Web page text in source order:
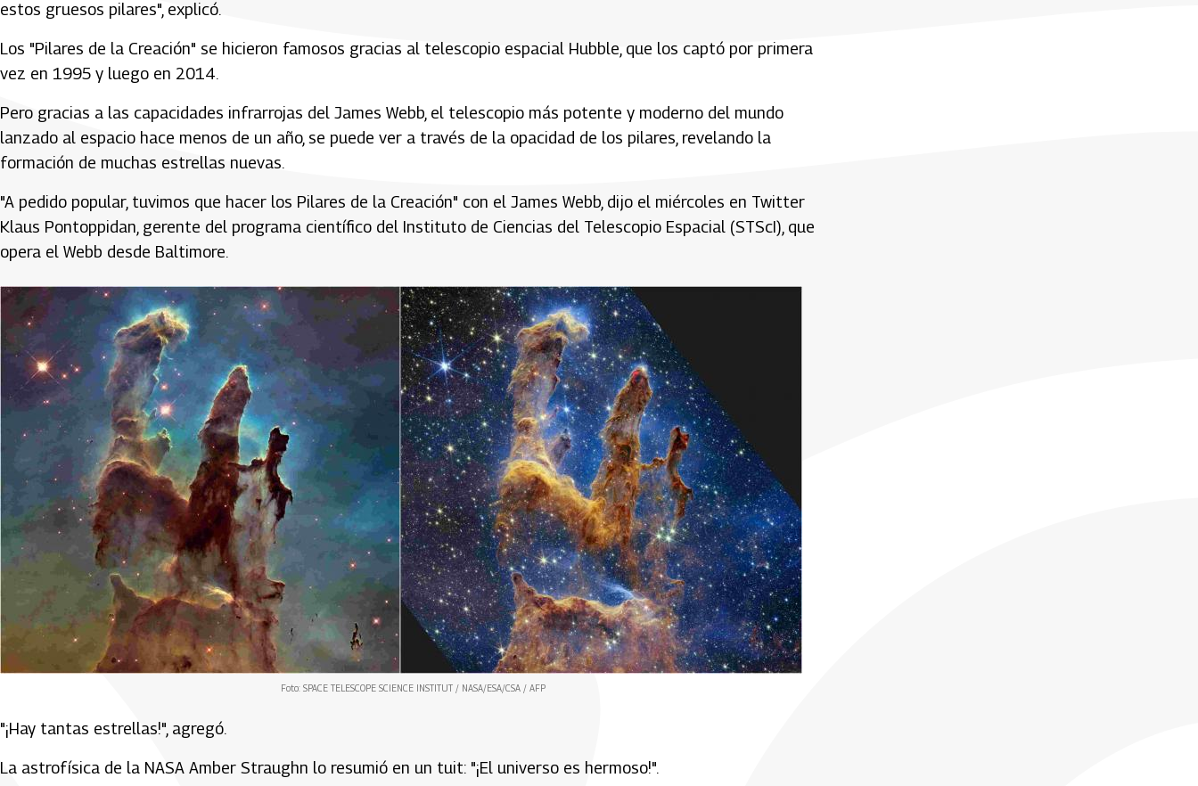
estos gruesos pilares", explicó.
Los "Pilares de la Creación" se hicieron famosos gracias al telescopio espacial Hubble, que los captó por primera
vez en 1995 y luego en 2014.
Pero gracias a las capacidades infrarrojas del James Webb, el telescopio más potente y moderno del mundo
lanzado al espacio hace menos de un año, se puede ver a través de la opacidad de los pilares, revelando la
formación de muchas estrellas nuevas.
"A pedido popular, tuvimos que hacer los Pilares de la Creación" con el James Webb, dijo el miércoles en Twitter
Klaus Pontoppidan, gerente del programa científico del Instituto de Ciencias del Telescopio Espacial (STScI), que
opera el Webb desde Baltimore.
Foto: SPACE TELESCOPE SCIENCE INSTITUT / NASA/ESA/CSA / AFP
"¡Hay tantas estrellas!", agregó.
La astrofísica de la NASA Amber Straughn lo resumió en un tuit: "¡El universo es hermoso!".